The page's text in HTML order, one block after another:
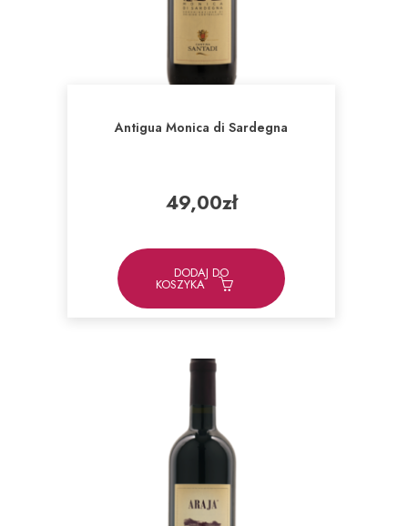
Antigua Monica di Sardegna
49,00zł
DODAJ DO
KOSZYKA